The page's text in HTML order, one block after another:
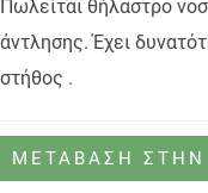
Πωλείται θήλαστρο
άντλησης. Έχει
στήθος .
ΜΕΤΑΒΑΣΗ ΣΤΗΝ